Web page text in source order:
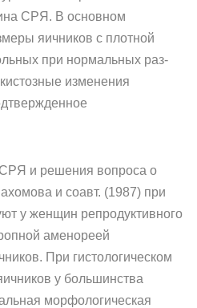
СРЯ. В основном
яични­ков с плотной
при нормальных раз­
изменения
и решения вопроса о
и соавт. (1987) при
у женщин репродуктивного
амено­реей
При гистологическом
у большинства
морфологическая